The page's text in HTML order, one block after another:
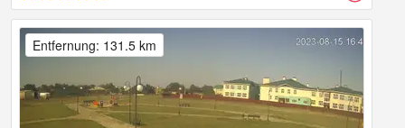
Entfernung: 131.5 km